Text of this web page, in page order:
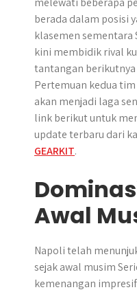
berada dalam posisi
klasemen sementara
kini membidik rival
tantangan
Pertemuan kedua
akan menjadi laga
link berikut untuk
update terbaru dari
GEARKIT.
Awal
Napoli telah
sejak awal musim
kemenangan